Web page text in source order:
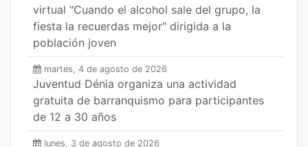
virtual "Cuando el alcohol sale del grupo, la
fiesta la recuerdas mejor" dirigida a la
población joven
martes, 4 de agosto de 2026
Juventud Dénia organiza una actividad
gratuita de barranquismo para participantes
de 12 a 30 años
lunes, 3 de agosto de 2026